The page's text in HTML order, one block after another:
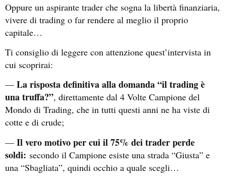
Oppure un aspirante trader che sogna la libertà finanziaria,
vivere di trading o far rendere al meglio il proprio
capitale…
Ti consiglio di leggere con attenzione quest’intervista in
cui scoprirai:
— La risposta definitiva alla domanda “il trading è
una truffa?”, direttamente dal 4 Volte Campione del
Mondo di Trading, che in tutti questi anni ne ha viste di
cotte e di crude;
— Il vero motivo per cui il 75% dei trader perde
soldi: secondo il Campione esiste una strada “Giusta” e
una “Sbagliata”, quindi occhio a quale scegli…